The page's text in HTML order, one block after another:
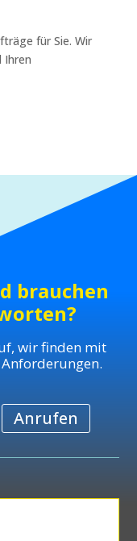
für Sie. Wir
Ihren
brauchen
wir finden mit
Anrufen